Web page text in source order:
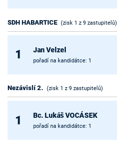
SDH HABARTICE (zisk 1 z 9 zastupitelů)
1 Jan Velzel
pořadí na kandidátce: 1
Nezávislí 2. (zisk 1 z 9 zastupitelů)
1 Bc. Lukáš VOCÁSEK
pořadí na kandidátce: 1